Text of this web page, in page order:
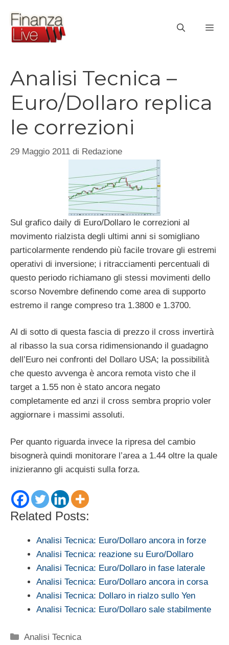
contenuto
Analisi Tecnica –
Euro/Dollaro replica
le correzioni
29 Maggio 2011 di Redazione
Sul grafico daily di Euro/Dollaro le correzioni al
movimento rialzista degli ultimi anni si somigliano
particolarmente rendendo più facile trovare gli estremi
operativi di inversione; i ritracciamenti percentuali di
questo periodo richiamano gli stessi movimenti dello
scorso Novembre definendo come area di supporto
estremo il range compreso tra 1.3800 e 1.3700.
Al di sotto di questa fascia di prezzo il cross invertirà
al ribasso la sua corsa ridimensionando il guadagno
dell’Euro nei confronti del Dollaro USA; la possibilità
che questo avvenga è ancora remota visto che il
target a 1.55 non è stato ancora negato
completamente ed anzi il cross sembra proprio voler
aggiornare i massimi assoluti.
Per quanto riguarda invece la ripresa del cambio
bisognerà quindi monitorare l’area a 1.44 oltre la quale
inizieranno gli acquisti sulla forza.
Related Posts:
Analisi Tecnica: Euro/Dollaro ancora in forze
Analisi Tecnica: reazione su Euro/Dollaro
Analisi Tecnica: Euro/Dollaro in fase laterale
Analisi Tecnica: Euro/Dollaro ancora in corsa
Analisi Tecnica: Dollaro in rialzo sullo Yen
Analisi Tecnica: Euro/Dollaro sale stabilmente
Categorie
Analisi Tecnica